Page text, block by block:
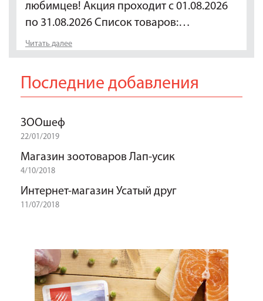
любимцев! Акция проходит с 01.08.2026
по 31.08.2026 Список товаров:…
Читать далее
Последние добавления
ЗООшеф
22/01/2019
Магазин зоотоваров Лап-усик
4/10/2018
Интернет-магазин Усатый друг
11/07/2018